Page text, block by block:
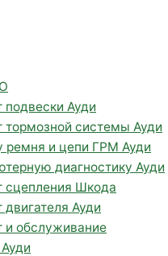
Ауди
системы Ауди
ремня и цепи ГРМ Ауди
диагностику Ауди
сцепления Шкода
Ауди
и обслуживание